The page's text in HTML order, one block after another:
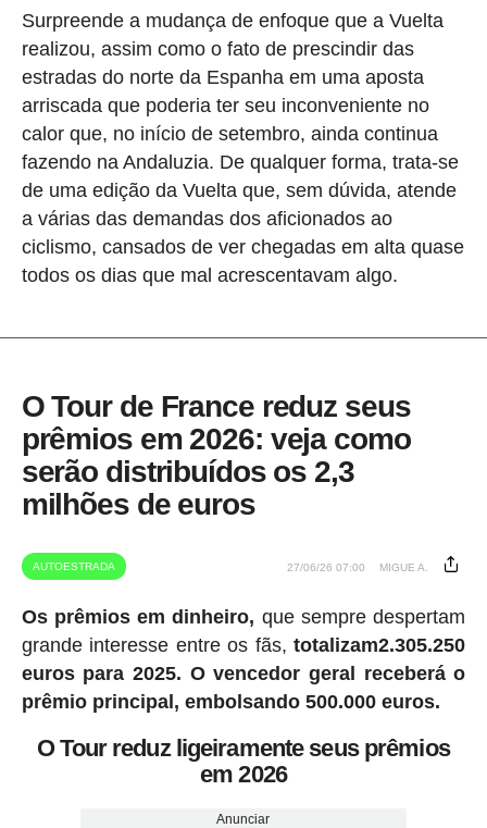
Surpreende a mudança de enfoque que a Vuelta
realizou, assim como o fato de prescindir das
estradas do norte da Espanha em uma aposta
arriscada que poderia ter seu inconveniente no
calor que, no início de setembro, ainda continua
fazendo na Andaluzia. De qualquer forma, trata-se
de uma edição da Vuelta que, sem dúvida, atende
a várias das demandas dos aficionados ao
ciclismo, cansados de ver chegadas em alta quase
todos os dias que mal acrescentavam algo.
O Tour de France reduz seus
prêmios em 2026: veja como
serão distribuídos os 2,3
milhões de euros
AUTOESTRADA 27/06/26 07:00 MIGUE A.
Os prêmios em dinheiro, que sempre despertam
grande interesse entre os fãs,totalizam2.305.250
euros para 2025. O vencedor geral receberá o
prêmio principal, embolsando 500.000 euros.
O Tour reduz ligeiramente seus prêmios
em 2026
Anunciar